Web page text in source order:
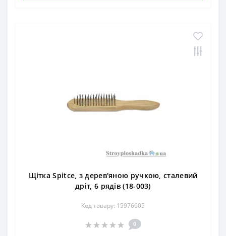
Щітка Spitce, з дерев'яною ручкою, сталевий
дріт, 6 рядів (18-003)
Код товару: 15976605
0